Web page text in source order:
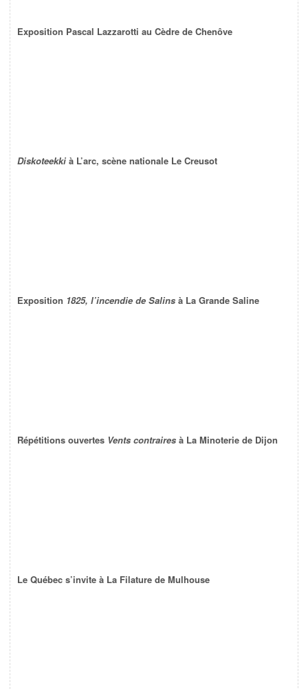
Exposition Pascal Lazzarotti au Cèdre de Chenôve
Diskoteekki à L’arc, scène nationale Le Creusot
Exposition 1825, l’incendie de Salins à La Grande Saline
Répétitions ouvertes Vents contraires à La Minoterie de Dijon
Le Québec s’invite à La Filature de Mulhouse